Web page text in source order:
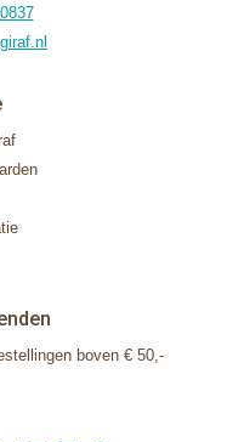
boven € 50,-